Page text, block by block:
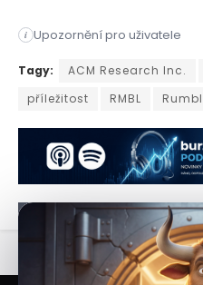
i Upozornění pro uživatele
Možná je zřejmé, že
Tagy: ACM Research Inc.
příležitost
RMBL